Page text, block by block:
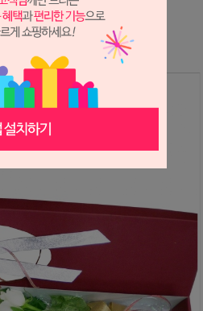
해주세요 ※
라 가격이 달라질 수 있으니